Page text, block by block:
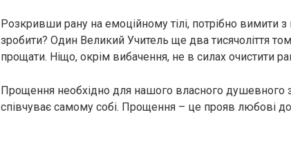
Розкривши рану на емоційному тілі, потрібно вимити
зробити? Один Великий Учитель ще два тисячоліття
прощати. Ніщо, окрім вибачення, не в силах очистити
Прощення необхідно для нашого власного
співчуває самому собі. Прощення – це прояв любові